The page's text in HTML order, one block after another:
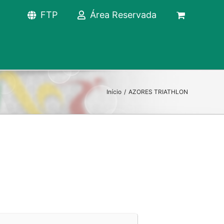
FTP Área Reservada
Início / AZORES TRIATHLON